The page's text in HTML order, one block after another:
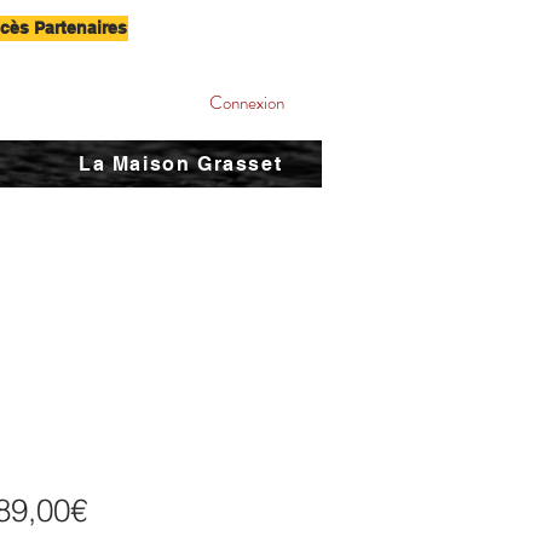
Partenaires
Connexion
Prix
La Maison Grasset